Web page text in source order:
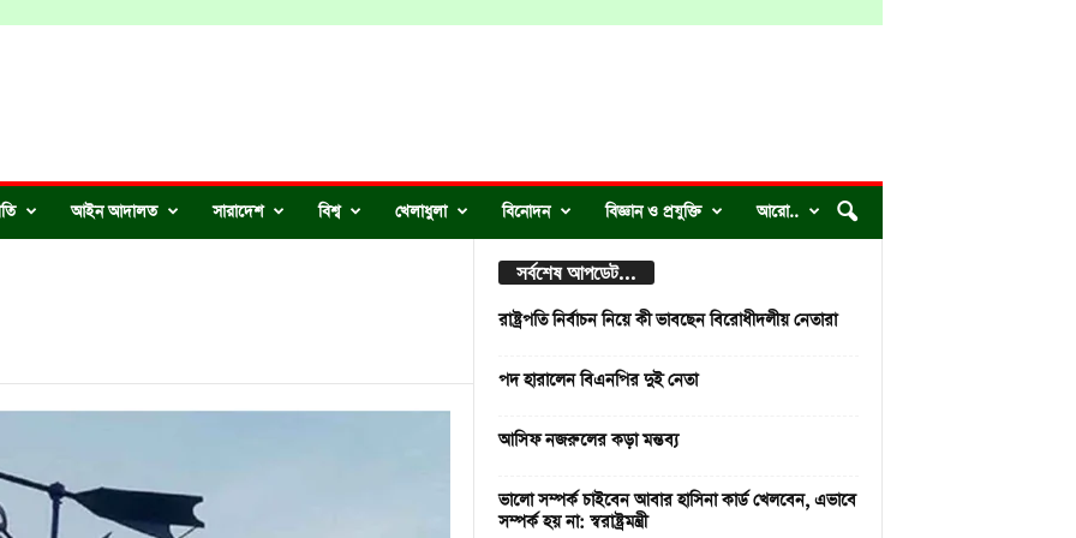
আইন আদালত সারাদেশ বিশ্ব খেলাধুলা বিনোদন বিজ্ঞান ও প্রযুক্তি আরো..
সর্বশেষ আপডেট...
রাষ্ট্রপতি নির্বাচন নিয়ে কী ভাবছেন বিরোধীদলীয় নেতারা
পদ হারালেন বিএনপির দুই নেতা
আসিফ নজরুলের কড়া মন্তব্য
ভালো সম্পর্ক চাইবেন আবার হাসিনা কার্ড খেলবেন, এভাবে
সম্পর্ক হয় না: স্বরাষ্ট্রমন্ত্রী